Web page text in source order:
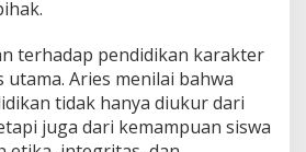
s
terhadap pendidikan karakter
Aries menilai bahwa
tidak hanya diukur dari
juga dari kemampuan siswa